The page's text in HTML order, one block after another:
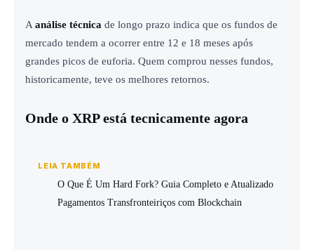
A análise técnica de longo prazo indica que os fundos de
mercado tendem a ocorrer entre 12 e 18 meses após
grandes picos de euforia. Quem comprou nesses fundos,
historicamente, teve os melhores retornos.
Onde o XRP está tecnicamente agora
LEIA TAMBÉM
O Que É Um Hard Fork? Guia Completo e Atualizado
Pagamentos Transfronteiriços com Blockchain